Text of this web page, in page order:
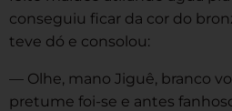
conseguiu ficar da cor do
teve dó e consolou:
— Olhe, mano Jiguê, branco
pretume foi-se e antes